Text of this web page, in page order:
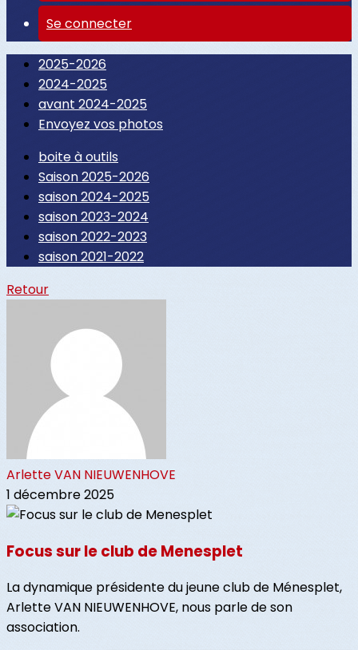
Se connecter
2025-2026
2024-2025
avant 2024-2025
Envoyez vos photos
boite à outils
Saison 2025-2026
saison 2024-2025
saison 2023-2024
saison 2022-2023
saison 2021-2022
Retour
Arlette VAN NIEUWENHOVE
1 décembre 2025
Focus sur le club de Menesplet
La dynamique présidente du jeune club de Ménesplet,
Arlette VAN NIEUWENHOVE, nous parle de son
association.